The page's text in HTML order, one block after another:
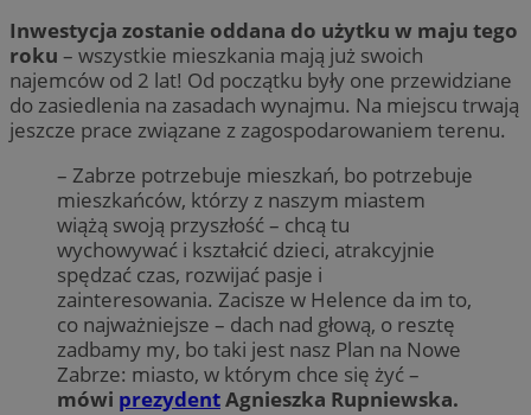
Inwestycja zostanie oddana do użytku w maju tego
roku – wszystkie mieszkania mają już swoich
najemców od 2 lat! Od początku były one przewidziane
do zasiedlenia na zasadach wynajmu. Na miejscu trwają
jeszcze prace związane z zagospodarowaniem terenu.
– Zabrze potrzebuje mieszkań, bo potrzebuje
mieszkańców, którzy z naszym miastem
wiążą swoją przyszłość – chcą tu
wychowywać i kształcić dzieci, atrakcyjnie
spędzać czas, rozwijać pasje i
zainteresowania. Zacisze w Helence da im to,
co najważniejsze – dach nad głową, o resztę
zadbamy my, bo taki jest nasz Plan na Nowe
Zabrze: miasto, w którym chce się żyć –
mówi prezydentAgnieszka Rupniewska.